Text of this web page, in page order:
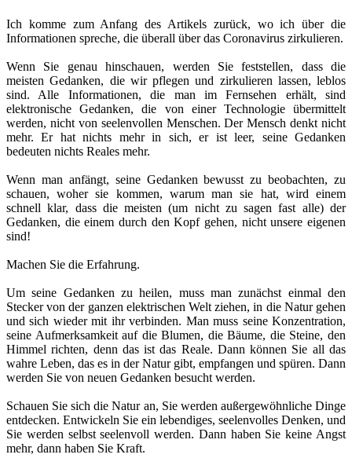
Ich komme zum Anfang des Artikels zurück, wo ich über die
Informationen spreche, die überall über das Coronavirus zirkulieren.
Wenn Sie genau hinschauen, werden Sie feststellen, dass die
meisten Gedanken, die wir pflegen und zirkulieren lassen, leblos
sind. Alle Informationen, die man im Fernsehen erhält, sind
elektronische Gedanken, die von einer Technologie übermittelt
werden, nicht von seelenvollen Menschen. Der Mensch denkt nicht
mehr. Er hat nichts mehr in sich, er ist leer, seine Gedanken
bedeuten nichts Reales mehr.
Wenn man anfängt, seine Gedanken bewusst zu beobachten, zu
schauen, woher sie kommen, warum man sie hat, wird einem
schnell klar, dass die meisten (um nicht zu sagen fast alle) der
Gedanken, die einem durch den Kopf gehen, nicht unsere eigenen
sind!
Machen Sie die Erfahrung.
Um seine Gedanken zu heilen, muss man zunächst einmal den
Stecker von der ganzen elektrischen Welt ziehen, in die Natur gehen
und sich wieder mit ihr verbinden. Man muss seine Konzentration,
seine Aufmerksamkeit auf die Blumen, die Bäume, die Steine, den
Himmel richten, denn das ist das Reale. Dann können Sie all das
wahre Leben, das es in der Natur gibt, empfangen und spüren. Dann
werden Sie von neuen Gedanken besucht werden.
Schauen Sie sich die Natur an, Sie werden außergewöhnliche Dinge
entdecken. Entwickeln Sie ein lebendiges, seelenvolles Denken, und
Sie werden selbst seelenvoll werden. Dann haben Sie keine Angst
mehr, dann haben Sie Kraft.